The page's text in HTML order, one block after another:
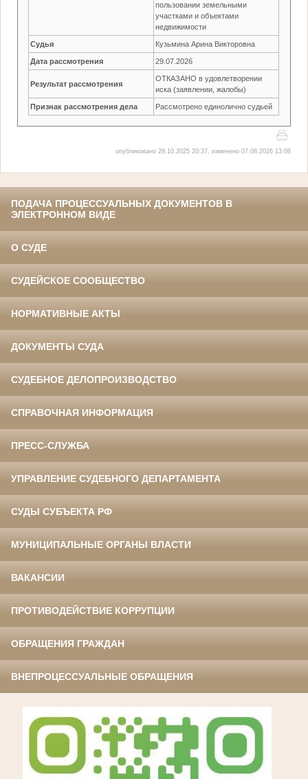
пользовании земельными
участками и объектами
недвижимости
Судья Кузьмина Арина Викторовна
Дата рассмотрения 29.07.2026
Результат рассмотрения
ОТКАЗАНО в удовлетворении
иска (заявлении, жалобы)
Признак рассмотрения дела Рассмотрено единолично судьей
опубликовано 29.10.2025 20:37, изменено 07.08.2026 13:08
ПОДАЧА ПРОЦЕССУАЛЬНЫХ ДОКУМЕНТОВ В
ЭЛЕКТРОННОМ ВИДЕ
О СУДЕ
СУДЕЙСКОЕ СООБЩЕСТВО
НОРМАТИВНЫЕ АКТЫ
ДОКУМЕНТЫ СУДА
СУДЕБНОЕ ДЕЛОПРОИЗВОДСТВО
СПРАВОЧНАЯ ИНФОРМАЦИЯ
ПРЕСС-СЛУЖБА
УПРАВЛЕНИЕ СУДЕБНОГО ДЕПАРТАМЕНТА
СУДЫ СУБЪЕКТА РФ
МУНИЦИПАЛЬНЫЕ ОРГАНЫ ВЛАСТИ
ВАКАНСИИ
ПРОТИВОДЕЙСТВИЕ КОРРУПЦИИ
ОБРАЩЕНИЯ ГРАЖДАН
ВНЕПРОЦЕССУАЛЬНЫЕ ОБРАЩЕНИЯ